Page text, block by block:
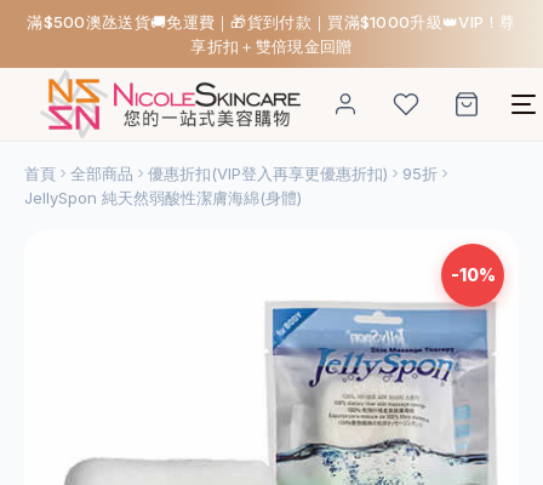
滿$500澳氹送貨🚚免運費｜🎁貨到付款｜買滿$1000升級👑VIP！尊
享折扣＋雙倍現金回贈
首頁 全部商品 優惠折扣(VIP登入再享更優惠折扣)
95折
JellySpon 純天然弱酸性潔膚海綿(身體)
-10%